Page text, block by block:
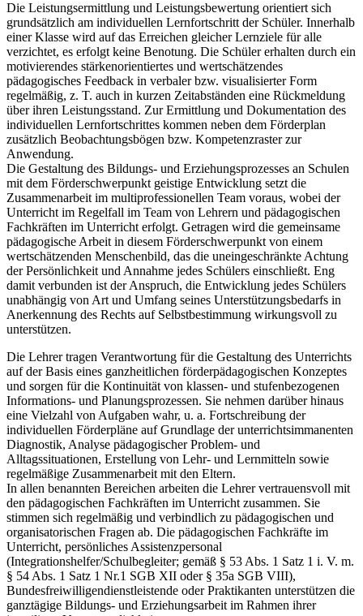
Die Leistungsermittlung und Leistungsbewertung orientiert sich
grundsätzlich am individuellen Lernfortschritt der Schüler. Innerhalb
einer Klasse wird auf das Erreichen gleicher Lernziele für alle
verzichtet, es erfolgt keine Benotung. Die Schüler erhalten durch ein
motivierendes stärkenorientiertes und wertschätzendes
pädagogisches Feedback in verbaler bzw. visualisierter Form
regelmäßig, z. T. auch in kurzen Zeitabständen eine Rückmeldung
über ihren Leistungsstand. Zur Ermittlung und Dokumentation des
individuellen Lernfortschrittes kommen neben dem Förderplan
zusätzlich Beobachtungsbögen bzw. Kompetenzraster zur
Anwendung.
Die Gestaltung des Bildungs- und Erziehungsprozesses an Schulen
mit dem Förderschwerpunkt geistige Entwicklung setzt die
Zusammenarbeit im multiprofessionellen Team voraus, wobei der
Unterricht im Regelfall im Team von Lehrern und pädagogischen
Fachkräften im Unterricht erfolgt. Getragen wird die gemeinsame
pädagogische Arbeit in diesem Förderschwerpunkt von einem
wertschätzenden Menschenbild, das die uneingeschränkte Achtung
der Persönlichkeit und Annahme jedes Schülers einschließt. Eng
damit verbunden ist der Anspruch, die Entwicklung jedes Schülers
unabhängig von Art und Umfang seines Unterstützungsbedarfs in
Anerkennung des Rechts auf Selbstbestimmung wirkungsvoll zu
unterstützen.
Die Lehrer tragen Verantwortung für die Gestaltung des Unterrichts
auf der Basis eines ganzheitlichen förderpädagogischen Konzeptes
und sorgen für die Kontinuität von klassen- und stufenbezogenen
Informations- und Planungsprozessen. Sie nehmen darüber hinaus
eine Vielzahl von Aufgaben wahr, u. a. Fortschreibung der
individuellen Förderpläne auf Grundlage der unterrichtsimmanenten
Diagnostik, Analyse pädagogischer Problem- und
Alltagssituationen, Erstellung von Lehr- und Lernmitteln sowie
regelmäßige Zusammenarbeit mit den Eltern.
In allen benannten Bereichen arbeiten die Lehrer vertrauensvoll mit
den pädagogischen Fachkräften im Unterricht zusammen. Sie
stimmen sich regelmäßig und verbindlich zu pädagogischen und
organisatorischen Fragen ab. Die pädagogischen Fachkräfte im
Unterricht, persönliches Assistenzpersonal
(Integrationshelfer/Schulbegleiter; gemäß § 53 Abs. 1 Satz 1 i. V. m.
§ 54 Abs. 1 Satz 1 Nr.1 SGB XII oder § 35a SGB VIII),
Bundesfreiwilligendienstleistende oder Praktikanten unterstützen die
ganztägige Bildungs- und Erziehungsarbeit im Rahmen ihrer